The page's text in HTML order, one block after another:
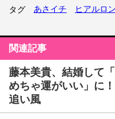
タグ あさイチ ヒアルロ
関連記事
藤本美貴、結婚して
めちゃ運がいい」に
追い風